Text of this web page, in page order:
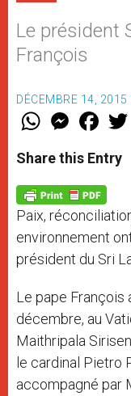
Le président
François
DÉCEMBRE 14, 2015
W
t
s
p
p
M
e
s
e
g
e
r
F
a
e
b
o
k
Share this Entry
Paix,
environnement
président du Sri
Le pape François
décembre, au
Maithripala
le cardinal Pietro
accompagné par